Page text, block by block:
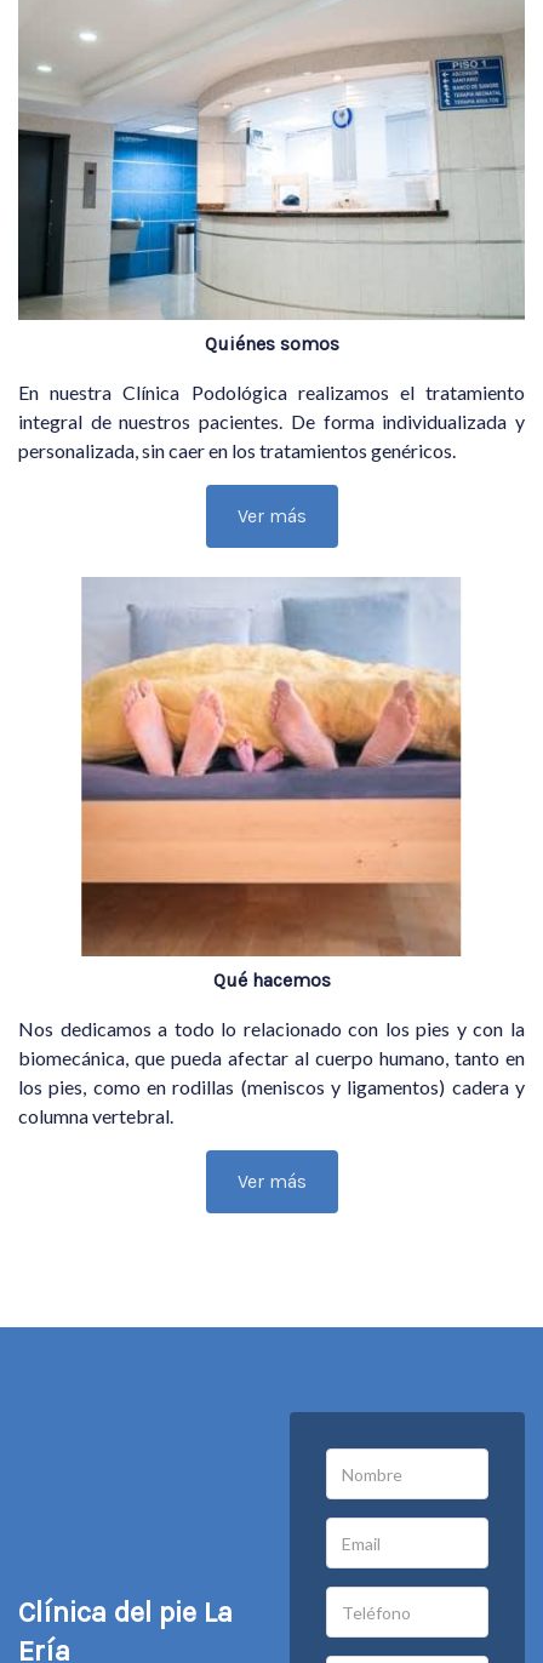
Quiénes somos
En nuestra Clínica Podológica realizamos el tratamiento
integral de nuestros pacientes. De forma individualizada y
personalizada, sin caer en los tratamientos genéricos.
Ver más
Qué hacemos
Nos dedicamos a todo lo relacionado con los pies y con la
biomecánica, que pueda afectar al cuerpo humano, tanto en
los pies, como en rodillas (meniscos y ligamentos) cadera y
columna vertebral.
Ver más
Clínica del pie La
Ería